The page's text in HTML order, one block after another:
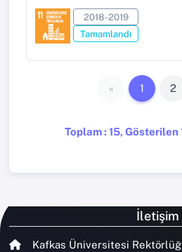
2018-2019
Tamamlandı
Toplam : 15, Gösterilen
« 1 2
İletişim
Kafkas Üniversitesi